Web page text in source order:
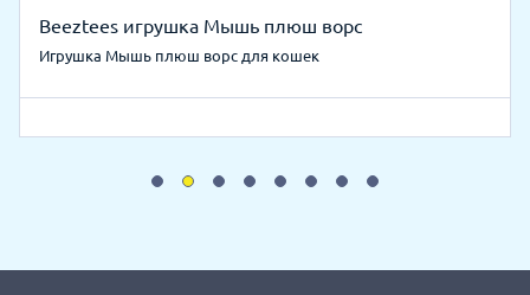
Beeztees игрушка Мышь плюш ворс
Игрушка Мышь плюш ворс для кошек